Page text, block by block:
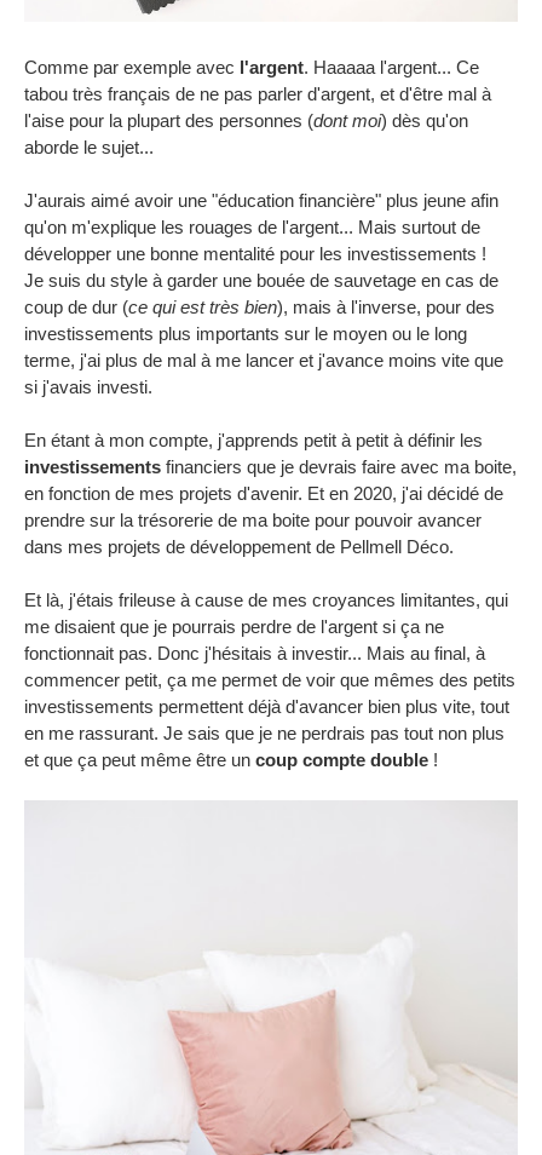
Comme par exemple avec l'argent. Haaaaa l'argent... Ce
tabou très français de ne pas parler d'argent, et d'être mal à
l'aise pour la plupart des personnes (dont moi) dès qu'on
aborde le sujet...
J'aurais aimé avoir une "éducation financière" plus jeune afin
qu'on m'explique les rouages de l'argent... Mais surtout de
développer une bonne mentalité pour les investissements !
Je suis du style à garder une bouée de sauvetage en cas de
coup de dur (ce qui est très bien), mais à l'inverse, pour des
investissements plus importants sur le moyen ou le long
terme, j'ai plus de mal à me lancer et j'avance moins vite que
si j'avais investi.
En étant à mon compte, j'apprends petit à petit à définir les
investissements financiers que je devrais faire avec ma boite,
en fonction de mes projets d'avenir. Et en 2020, j'ai décidé de
prendre sur la trésorerie de ma boite pour pouvoir avancer
dans mes projets de développement de Pellmell Déco.
Et là, j'étais frileuse à cause de mes croyances limitantes, qui
me disaient que je pourrais perdre de l'argent si ça ne
fonctionnait pas. Donc j'hésitais à investir... Mais au final, à
commencer petit, ça me permet de voir que mêmes des petits
investissements permettent déjà d'avancer bien plus vite, tout
en me rassurant. Je sais que je ne perdrais pas tout non plus
et que ça peut même être un coup compte double !